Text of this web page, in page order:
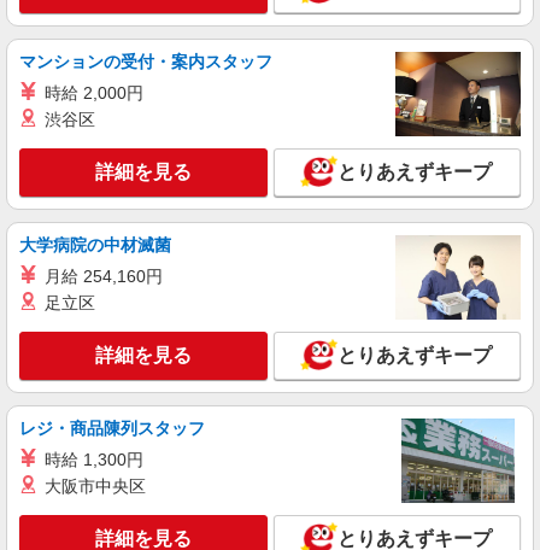
キープ 詳細を見る
派遣社員
パーソルファクトリーパートナーズ株式会社
時給1680円 ※交通費全額支給（規定あり）
【月収例】28.9万円（20日勤務＋残業10h） ※3ヶ
月目以降は時給1380円となります。
栃木県足利市県町
キープ 詳細を見る
パーソルファクトリーパートナーズ株式会社
自動車部品の製造（日勤）
時給1680円 ※交通費全額支給（規定あり）
【月収例】28.9万円（20日勤務＋残業10h） ※入
社から3ヶ月目以降は時給1380円となります。
キープ 詳細を見る
マンションの受付・案内スタッフ
時給 2,000円
渋谷区
詳細を見る とりあえずキープ
大学病院の中材滅菌
月給 254,160円
足立区
詳細を見る とりあえずキープ
レジ・商品陳列スタッフ
時給 1,300円
大阪市中央区
詳細を見る とりあえずキープ